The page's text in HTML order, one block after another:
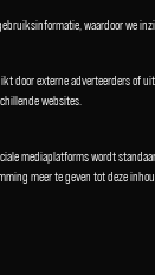
waardoor we
door externe adverteerders of
websites.
mediaplatforms wordt
meer te geven tot deze